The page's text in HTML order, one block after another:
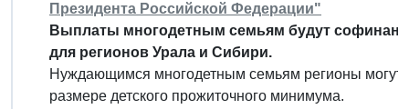
Президента Российской Федерации"
Выплаты многодетным семьям будут
для регионов Урала и Сибири.
Нуждающимся многодетным семьям регионы
размере детского прожиточного минимума.